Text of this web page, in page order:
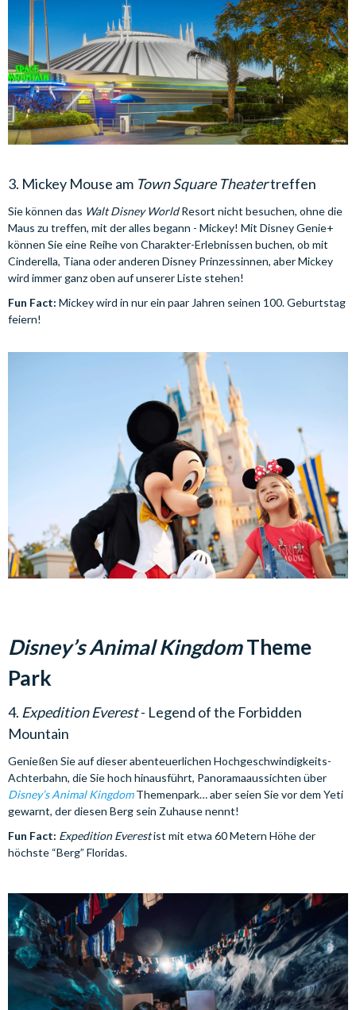
3. Mickey Mouse am Town Square Theatertreffen
Sie können das Walt Disney WorldResort nicht besuchen, ohne die
Maus zu treffen, mit der alles begann - Mickey! Mit Disney Genie+
können Sie eine Reihe von Charakter-Erlebnissen buchen, ob mit
Cinderella, Tiana oder anderen Disney Prinzessinnen, aber Mickey
wird immer ganz oben auf unserer Liste stehen!
Fun Fact: Mickey wird in nur ein paar Jahren seinen 100. Geburtstag
feiern!
Disney’s Animal KingdomTheme
Park
4. Expedition Everest- Legend of the Forbidden
Mountain
Genießen Sie auf dieser abenteuerlichen Hochgeschwindigkeits-
Achterbahn, die Sie hoch hinausführt, Panoramaaussichten über
Disney’s Animal KingdomThemenpark… aber seien Sie vor dem Yeti
gewarnt, der diesen Berg sein Zuhause nennt!
Fun Fact: Expedition Everestist mit etwa 60 Metern Höhe der
höchste “Berg” Floridas.